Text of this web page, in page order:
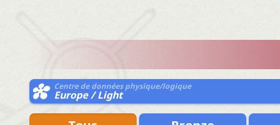
Centre de données physique/logique
Europe / Light